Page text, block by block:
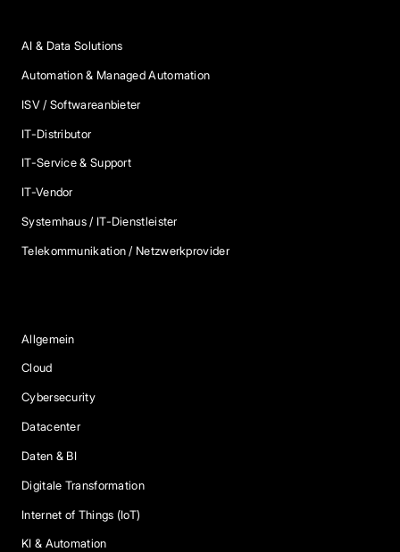
AI & Data Solutions
Automation & Managed Automation
ISV / Softwareanbieter
IT-Distributor
IT-Service & Support
IT-Vendor
Systemhaus / IT-Dienstleister
Telekommunikation / Netzwerkprovider
Allgemein
Cloud
Cybersecurity
Datacenter
Daten & BI
Digitale Transformation
Internet of Things (IoT)
KI & Automation